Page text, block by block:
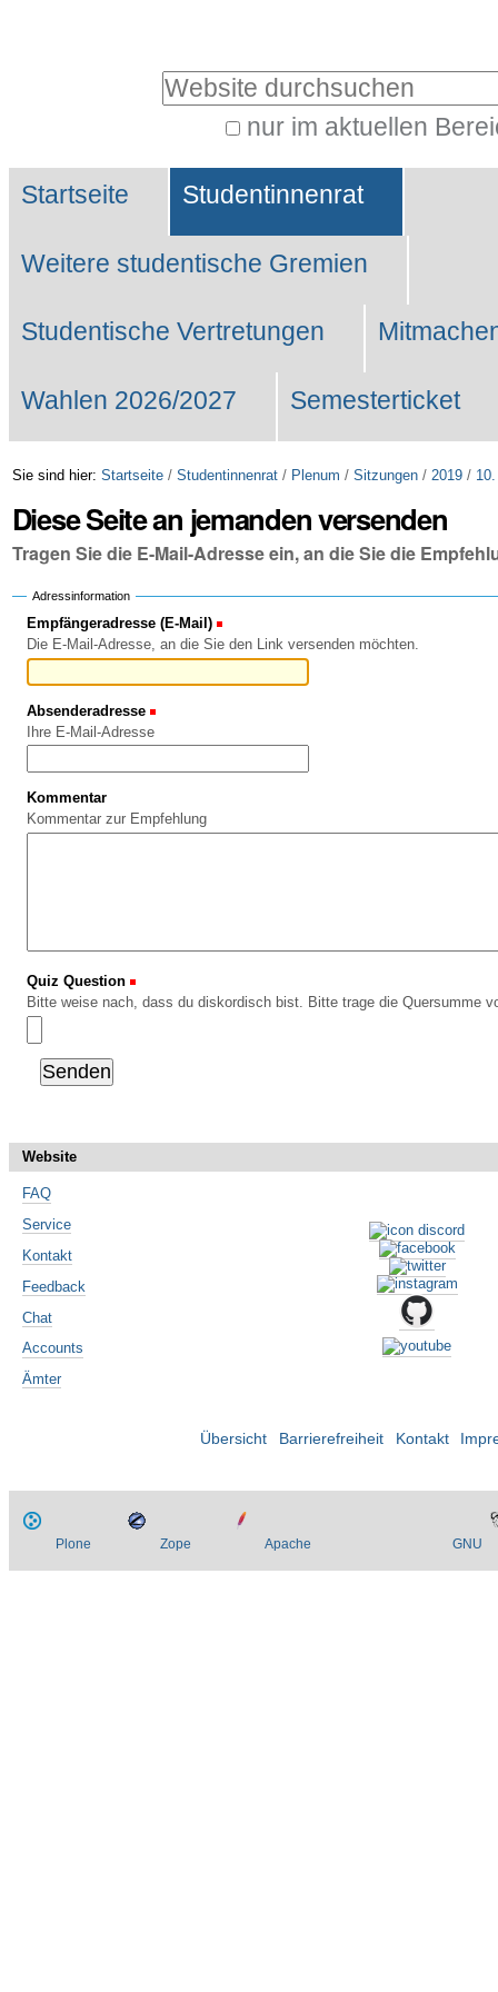
Website durchsuchen
nur im aktuellen
Suche…
Sektionen
Startseite Studentinnenrat
Weitere studentische Gremien
Studentische Vertretungen
Wahlen 2026/2027 Semesterticket
Sie sind hier: Startseite / Studentinnenrat / Plenum / Sitzungen / 2019 /
Diese Seite an jemanden versenden
Tragen Sie die E-Mail-Adresse ein, an die Sie die
Adressinformation
Empfängeradresse (E-Mail)
Die E-Mail-Adresse, an die Sie den Link versenden möchten.
Absenderadresse
Ihre E-Mail-Adresse
Kommentar
Kommentar zur Empfehlung
Quiz Question
Bitte weise nach, dass du diskordisch bist. Bitte trage die Quersumme
Website
FAQ
Service
Kontakt
Feedback
Chat
Accounts
Ämter
Übersicht Barrierefreiheit Kontakt
Plone Zope Apache GNU